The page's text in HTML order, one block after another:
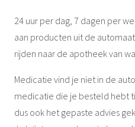
24 uur per dag, 7 dagen per
aan producten uit de
rijden naar de apotheek van
Medicatie vind je niet in de
medicatie die je besteld hebt
dus ook het gepaste advies